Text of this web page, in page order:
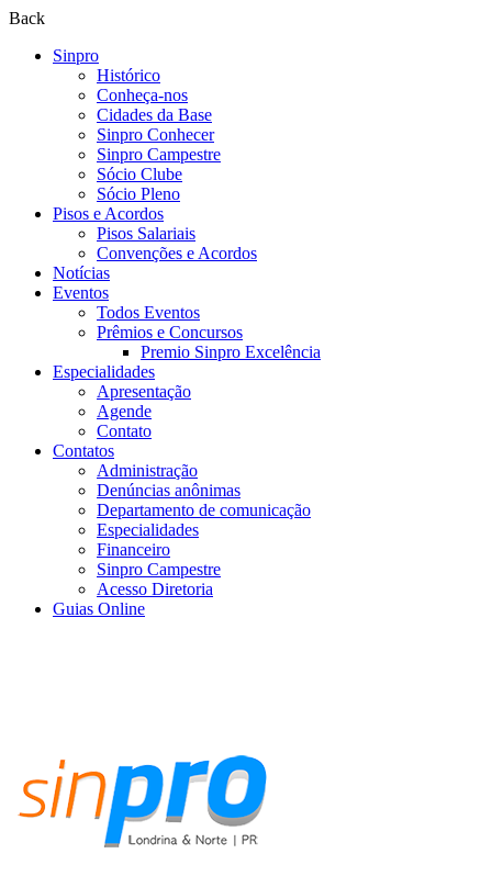
Back
Sinpro
Histórico
Conheça-nos
Cidades da Base
Sinpro Conhecer
Sinpro Campestre
Sócio Clube
Sócio Pleno
Pisos e Acordos
Pisos Salariais
Convenções e Acordos
Notícias
Eventos
Todos Eventos
Prêmios e Concursos
Premio Sinpro Excelência
Especialidades
Apresentação
Agende
Contato
Contatos
Administração
Denúncias anônimas
Departamento de comunicação
Especialidades
Financeiro
Sinpro Campestre
Acesso Diretoria
Guias Online